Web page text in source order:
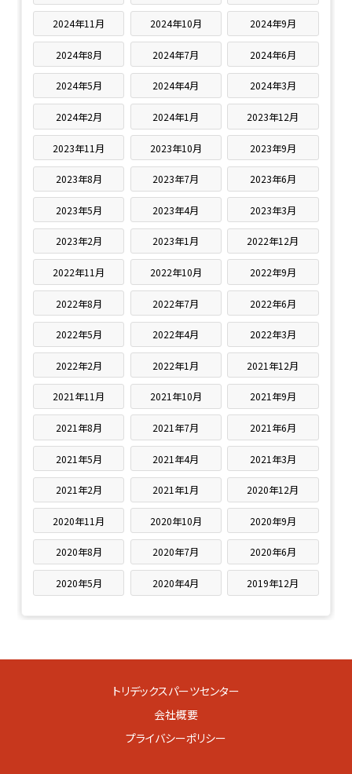
2024年11月 2024年10月 2024年9月
2024年8月 2024年7月 2024年6月
2024年5月 2024年4月 2024年3月
2024年2月 2024年1月 2023年12月
2023年11月 2023年10月 2023年9月
2023年8月 2023年7月 2023年6月
2023年5月 2023年4月 2023年3月
2023年2月 2023年1月 2022年12月
2022年11月 2022年10月 2022年9月
2022年8月 2022年7月 2022年6月
2022年5月 2022年4月 2022年3月
2022年2月 2022年1月 2021年12月
2021年11月 2021年10月 2021年9月
2021年8月 2021年7月 2021年6月
2021年5月 2021年4月 2021年3月
2021年2月 2021年1月 2020年12月
2020年11月 2020年10月 2020年9月
2020年8月 2020年7月 2020年6月
2020年5月 2020年4月 2019年12月
トリデックスパーツセンター
会社概要
プライバシーポリシー